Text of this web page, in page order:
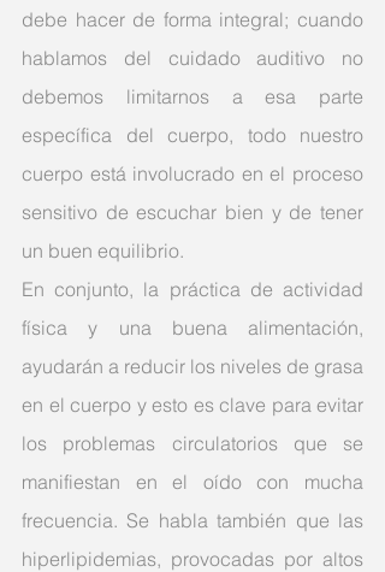
debe hacer de forma integral; cuando
hablamos del cuidado auditivo no
debemos limitarnos a esa parte
específica del cuerpo, todo nuestro
cuerpo está involucrado en el proceso
sensitivo de escuchar bien y de tener
un buen equilibrio.
En conjunto, la práctica de actividad
física y una buena alimentación,
ayudarán a reducir los niveles de grasa
en el cuerpo y esto es clave para evitar
los problemas circulatorios que se
manifiestan en el oído con mucha
frecuencia. Se habla también que las
hiperlipidemias, provocadas por altos